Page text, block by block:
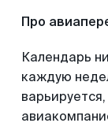
Про
Календарь
каждую